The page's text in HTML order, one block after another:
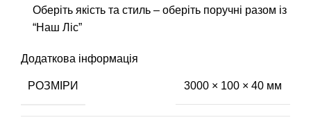
Оберіть якість та стиль – оберіть поручні разом із
“Наш Ліс”
Додаткова інформація
РОЗМІРИ 3000 × 100 × 40 мм